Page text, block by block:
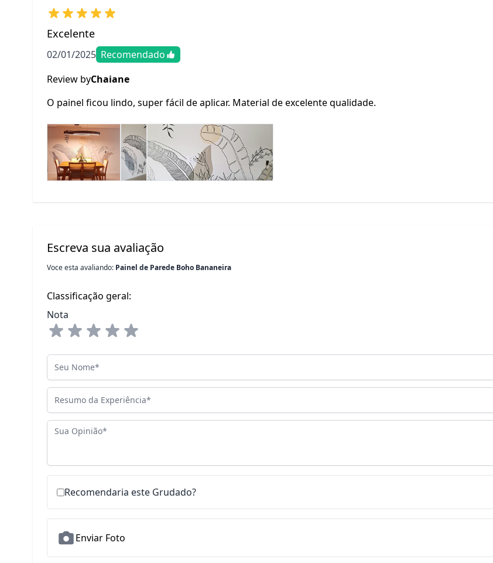
Excelente
02/01/2025 Recomendado
Review byChaiane
O painel ficou lindo, super fácil de aplicar. Material de excelente qualidade.
Escreva sua avaliação
Voce esta avaliando: Painel de Parede Boho Bananeira
Classificação geral:
Nota
Seu Nome
Resumo da Experiência
Sua Opinião
Recomendaria este Grudado?
Enviar Foto